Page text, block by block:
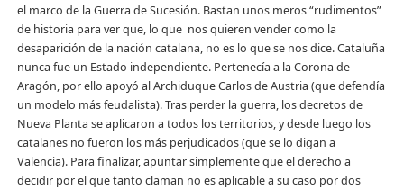
el marco de la Guerra de Sucesión. Bastan unos meros “rudimentos”
de historia para ver que, lo que nos quieren vender como la
desaparición de la nación catalana, no es lo que se nos dice. Cataluña
nunca fue un Estado independiente. Pertenecía a la Corona de
Aragón, por ello apoyó al Archiduque Carlos de Austria (que defendía
un modelo más feudalista). Tras perder la guerra, los decretos de
Nueva Planta se aplicaron a todos los territorios, y desde luego los
catalanes no fueron los más perjudicados (que se lo digan a
Valencia). Para finalizar, apuntar simplemente que el derecho a
decidir por el que tanto claman no es aplicable a su caso por dos